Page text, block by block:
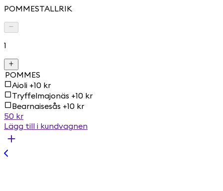
POMMESTALLRIK
1
POMMES
Aioli +10 kr
Tryffelmajonäs +10 kr
Bearnaisesås +10 kr
50 kr
Lägg till i kundvagnen